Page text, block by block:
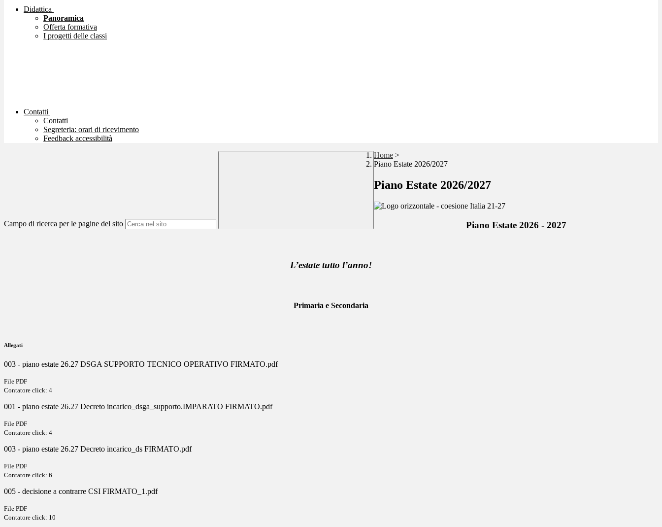
Didattica
Panoramica
Offerta formativa
I progetti delle classi
Contatti
Contatti
Segreteria: orari di ricevimento
Feedback accessibilità
Campo di ricerca per le pagine del sito
Home >
Piano Estate 2026/2027
Piano Estate 2026/2027
Piano Estate 2026 - 2027
L’estate tutto l’anno!
Primaria e Secondaria
Allegati
003 - piano estate 26.27 DSGA SUPPORTO TECNICO OPERATIVO FIRMATO.pdf
File PDF
Contatore click: 4
001 - piano estate 26.27 Decreto incarico_dsga_supporto.IMPARATO FIRMATO.pdf
File PDF
Contatore click: 4
003 - piano estate 26.27 Decreto incarico_ds FIRMATO.pdf
File PDF
Contatore click: 6
005 - decisione a contrarre CSI FIRMATO_1.pdf
File PDF
Contatore click: 10